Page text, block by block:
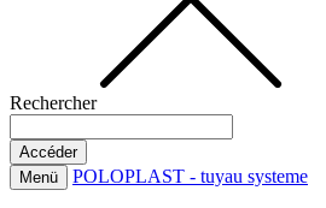
Rechercher
Menü POLOPLAST - tuyau systeme